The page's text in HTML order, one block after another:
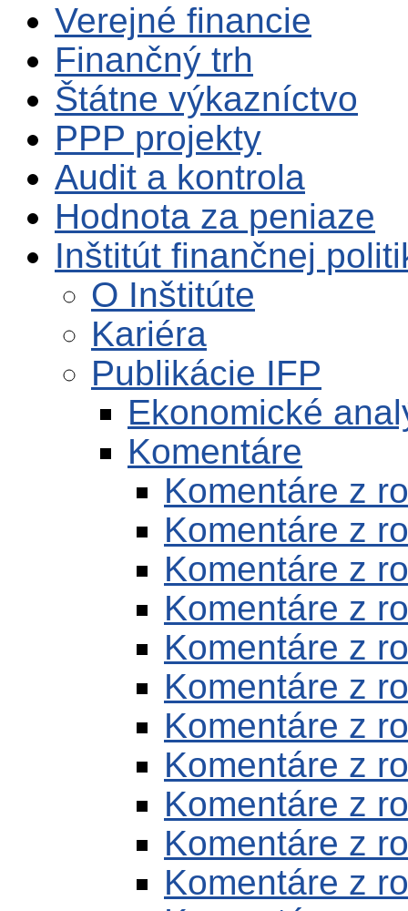
Verejné financie
Finančný trh
Štátne výkazníctvo
PPP projekty
Audit a kontrola
Hodnota za peniaze
Inštitút finančnej
O Inštitúte
Kariéra
Publikácie IFP
Ekonomické
Komentáre
Komentáre z
Komentáre z
Komentáre z
Komentáre z
Komentáre z
Komentáre z
Komentáre z
Komentáre z
Komentáre z
Komentáre z
Komentáre z